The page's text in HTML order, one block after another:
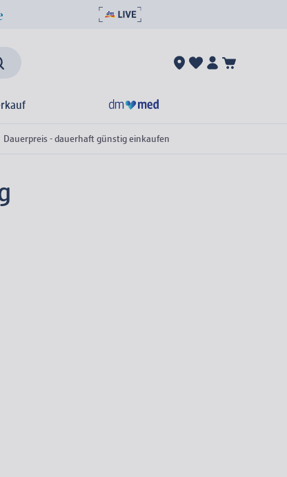
Dauerpreis - dauerhaft günstig einkaufen